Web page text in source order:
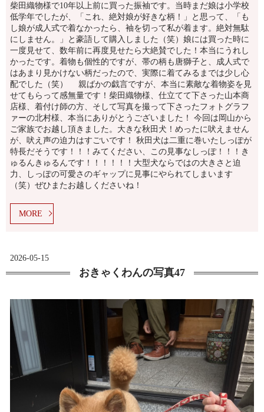
柴田織物様で10年以上前に買った振袖です。当時まだ娘は小学校
低学年でしたが、「これ、絶対娘が好きな柄！」と思って、「も
し娘が成人式で着なかったら、袖を切って私が着ます。絶対無駄
にしません。」と豪語して購入しました（笑）娘には買った時に
一度見せて、数年前に再度見せたら大絶賛でした！本当にうれし
かったです。着物も個性的ですが、帯の柄も唐獅子と、成人式で
はあまり見かけない柄だったので、実際に着てみるまでは少し心
配でした（笑） 親ばかの戯言ですが、本当に素敵な着物姿を見
せてもらって感無量です！柴田織物様、仕立てて下さった山本商
店様、着付け師の方、そして写真を撮って下さったフォトグラフ
ァーの北村様、本当にありがとうございました！ 今回は岡山から
ご家族でお越し頂きました。大きな秋田犬！めったに吠えません
が、吠え声の迫力はすごいです！ 秋田犬は二重に巻いたしっぽが
特長だそうです！！！みてください、この見事なしっぽ！！！き
ゅるんきゅるんです！！！！！！大型犬ならではの大きさと迫
力、しっぽの可愛さのギャップに見事にやられてしまいます
（笑）ぜひまたお越しくださいね！
MORE
2026-05-15
おきゃくわんの写真47